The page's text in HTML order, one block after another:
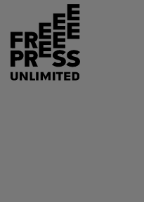
Overslaan
en
naar
de
inhoud